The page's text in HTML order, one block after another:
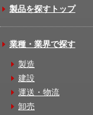
製品を探すトップ
業種・業界で探す
製造
建設
運送・物流
卸売